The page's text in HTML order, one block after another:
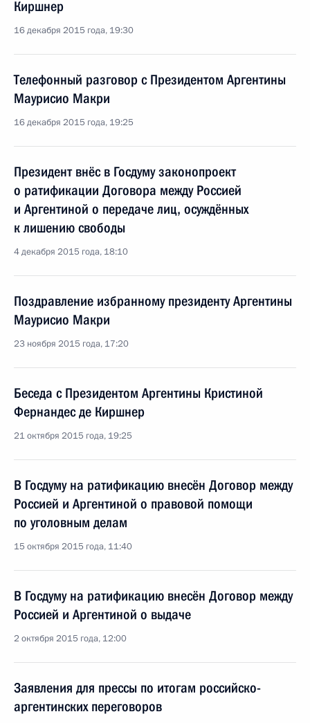
Киршнер
16 декабря 2015 года, 19:30
Телефонный разговор с Президентом Аргентины
Маурисио Макри
16 декабря 2015 года, 19:25
Президент внёс в Госдуму законопроект
о ратификации Договора между Россией
и Аргентиной о передаче лиц, осуждённых
к лишению свободы
4 декабря 2015 года, 18:10
Поздравление избранному президенту Аргентины
Маурисио Макри
23 ноября 2015 года, 17:20
Беседа с Президентом Аргентины Кристиной
Фернандес де Киршнер
21 октября 2015 года, 19:25
В Госдуму на ратификацию внесён Договор между
Россией и Аргентиной о правовой помощи
по уголовным делам
15 октября 2015 года, 11:40
В Госдуму на ратификацию внесён Договор между
Россией и Аргентиной о выдаче
2 октября 2015 года, 12:00
Заявления для прессы по итогам российско-
аргентинских переговоров